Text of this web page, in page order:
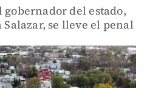
del estado,
se lleve el penal